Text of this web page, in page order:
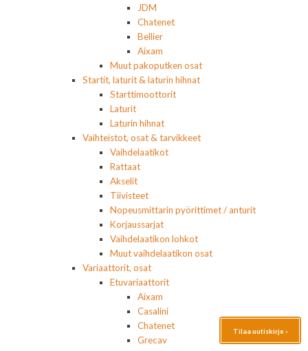
JDM
Chatenet
Bellier
Aixam
Muut pakoputken osat
Startit, laturit & laturin hihnat
Starttimoottorit
Laturit
Laturin hihnat
Vaihteistot, osat & tarvikkeet
Vaihdelaatikot
Rattaat
Akselit
Tiivisteet
Nopeusmittarin pyörittimet / anturit
Korjaussarjat
Vaihdelaatikon lohkot
Muut vaihdelaatikon osat
Variaattorit, osat
Etuvariaattorit
Aixam
Casalini
Chatenet
Grecav
Tilaa uutiskirje ›